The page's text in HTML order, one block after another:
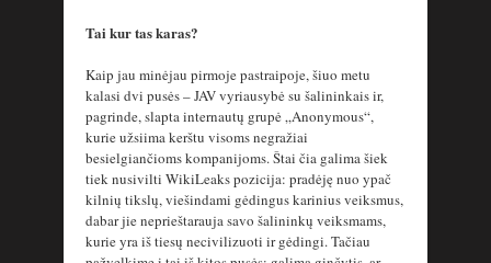
Tai kur tas karas?
Kaip jau minėjau pirmoje pastraipoje, šiuo metu
kalasi dvi pusės – JAV vyriausybė su šalininkais ir,
pagrinde, slapta internautų grupė „Anonymous“,
kurie užsiima kerštu visoms negražiai
besielgiančioms kompanijoms. Štai čia galima šiek
tiek nusivilti WikiLeaks pozicija: pradėję nuo ypač
kilnių tikslų, viešindami gėdingus karinius veiksmus,
dabar jie neprieštarauja savo šalininkų veiksmams,
kurie yra iš tiesų necivilizuoti ir gėdingi. Tačiau